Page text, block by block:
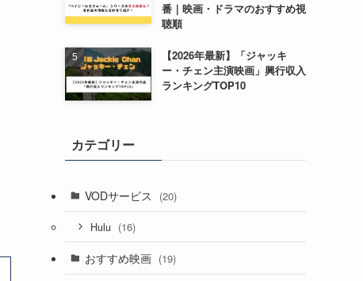
番｜映画・ドラマのおすすめ視
聴順
【2026年最新】「ジャッキ
ー・チェン主演映画」興行収入
ランキングTOP10
カテゴリー
VODサービス (20)
Hulu (16)
おすすめ映画 (19)